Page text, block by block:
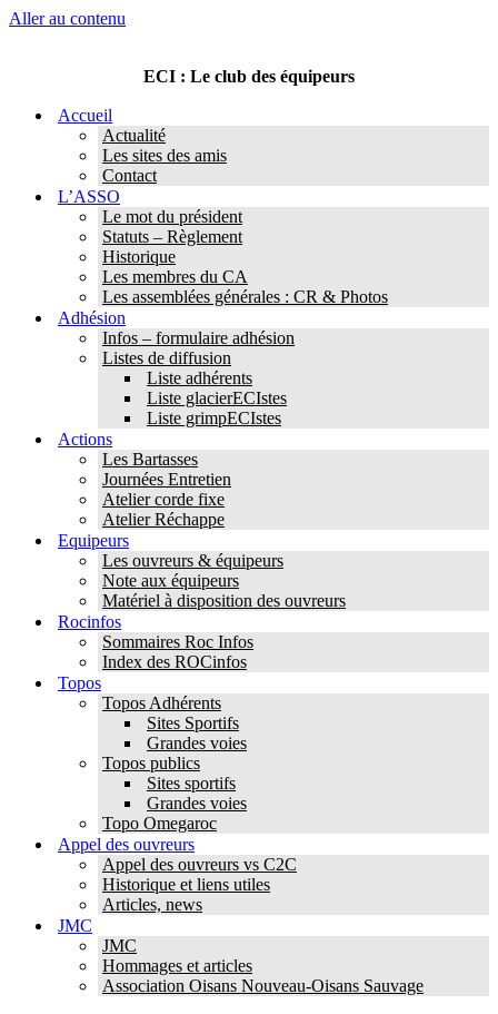
Aller au contenu
ECI : Le club des équipeurs
Accueil
Actualité
Les sites des amis
Contact
L’ASSO
Le mot du président
Statuts – Règlement
Historique
Les membres du CA
Les assemblées générales : CR & Photos
Adhésion
Infos – formulaire adhésion
Listes de diffusion
Liste adhérents
Liste glacierECIstes
Liste grimpECIstes
Actions
Les Bartasses
Journées Entretien
Atelier corde fixe
Atelier Réchappe
Equipeurs
Les ouvreurs & équipeurs
Note aux équipeurs
Matériel à disposition des ouvreurs
Rocinfos
Sommaires Roc Infos
Index des ROCinfos
Topos
Topos Adhérents
Sites Sportifs
Grandes voies
Topos publics
Sites sportifs
Grandes voies
Topo Omegaroc
Appel des ouvreurs
Appel des ouvreurs vs C2C
Historique et liens utiles
Articles, news
JMC
JMC
Hommages et articles
Association Oisans Nouveau-Oisans Sauvage